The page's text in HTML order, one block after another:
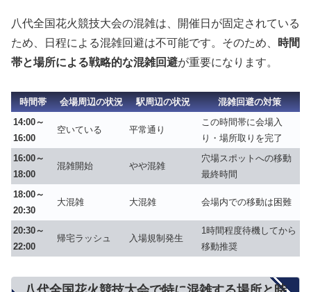
八代全国花火競技大会の混雑は、開催日が固定されている
ため、日程による混雑回避は不可能です。そのため、
時間
帯と場所による戦略的な混雑回避が重要になります。
時間帯 会場周辺の状況 駅周辺の状況
混雑回避の対策
14:00～
16:00
空いている 平常通り
この時間帯に会場入
り・場所取りを完了
16:00～
18:00
混雑開始 やや混雑
穴場スポットへの移動
最終時間
18:00～
20:30
大混雑 大混雑 会場内での移動は困難
20:30～
22:00
帰宅ラッシュ 入場規制発生
1時間程度待機してから
移動推奨